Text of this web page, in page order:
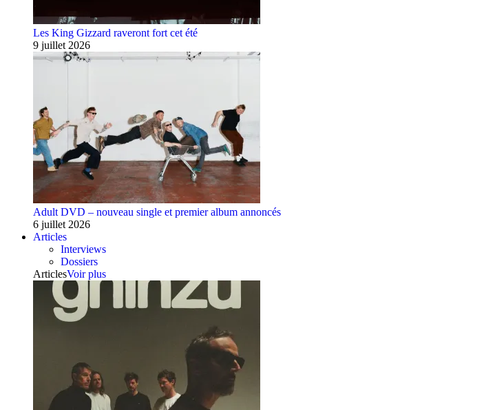
Les King Gizzard raveront fort cet été
9 juillet 2026
Adult DVD – nouveau single et premier album annoncés
6 juillet 2026
Articles
Interviews
Dossiers
ArticlesVoir plus